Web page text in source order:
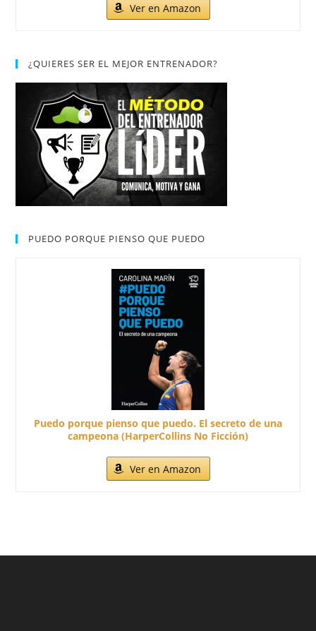
Ver en Amazon
¿QUIERES SER EL MEJOR ENTRENADOR?
PUEDO PORQUE PIENSO QUE PUEDO
Puedo porque pienso que puedo. El secreto de una
campeona (HarperCollins No Ficción)
Ver en Amazon